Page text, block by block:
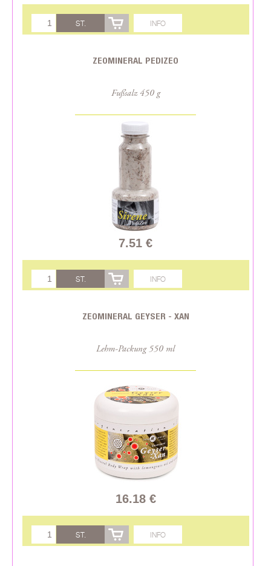
ST. INFO
ZEOMINERAL PEDIZEO
Fußsalz 450 g
7.51 €
ST. INFO
ZEOMINERAL GEYSER - XAN
Lehm-Packung 550 ml
16.18 €
ST. INFO